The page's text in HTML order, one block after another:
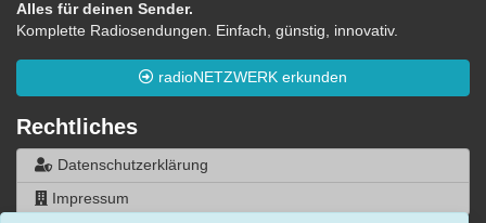
Alles für deinen Sender.
Komplette Radiosendungen. Einfach, günstig, innovativ.
radioNETZWERK erkunden
Rechtliches
Datenschutzerklärung
Impressum